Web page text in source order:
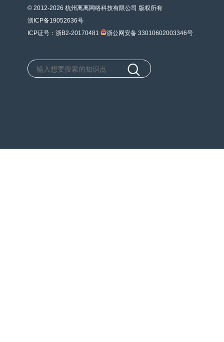
© 2012-2026 杭州离离网络科技有限公司 版权所有
浙ICP备19052636号
ICP证号：浙B2-20170481
浙公网安备 33010602003346号